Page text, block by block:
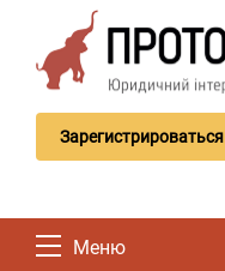
Зарегистрироваться
Меню